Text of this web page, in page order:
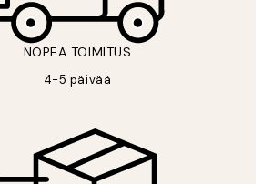
NOPEA TOIMITUS
4-5 päivää